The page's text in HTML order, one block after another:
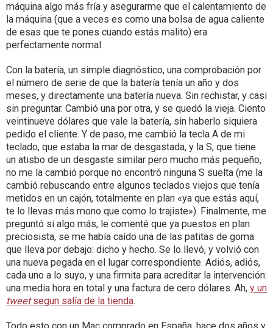
máquina algo más fría y asegurarme que el calentamiento de
la máquina (que a veces es como una bolsa de agua caliente
de esas que te pones cuando estás malito) era
perfectamente normal.
Con la batería, un simple diagnóstico, una comprobación por
el número de serie de que la batería tenía un año y dos
meses, y directamente una batería nueva. Sin rechistar, y casi
sin preguntar. Cambió una por otra, y se quedó la vieja. Ciento
veintinueve dólares que vale la batería, sin haberlo siquiera
pedido el cliente. Y de paso, me cambió la tecla A de mi
teclado, que estaba la mar de desgastada, y la S, que tiene
un atisbo de un desgaste similar pero mucho más pequeño,
no me la cambió porque no encontró ninguna S suelta (me la
cambió rebuscando entre algunos teclados viejos que tenía
metidos en un cajón, totalmente en plan «ya que estás aquí,
te lo llevas más mono que como lo trajiste»). Finalmente, me
preguntó si algo más, le comenté que ya puestos en plan
preciosista, se me había caído una de las patitas de goma
que lleva por debajo: dicho y hecho. Se lo llevó, y volvió con
una nueva pegada en el lugar correspondiente. Adiós, adiós,
cada uno a lo suyo, y una firmita para acreditar la intervención:
una media hora en total y una factura de cero dólares. Ah, y un
tweetsegun salía de la tienda.